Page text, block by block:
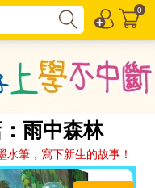
0
：雨中森林
筆，寫下新生的故事！